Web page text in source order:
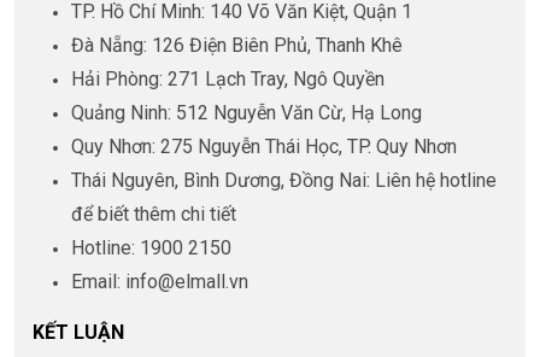
TP. Hồ Chí Minh: 140 Võ Văn Kiệt, Quận 1
Đà Nẵng: 126 Điện Biên Phủ, Thanh Khê
Hải Phòng: 271 Lạch Tray, Ngô Quyền
Quảng Ninh: 512 Nguyễn Văn Cừ, Hạ Long
Quy Nhơn: 275 Nguyễn Thái Học, TP. Quy Nhơn
Thái Nguyên, Bình Dương, Đồng Nai: Liên hệ hotline
để biết thêm chi tiết
Hotline: 1900 2150
Email: info@elmall.vn
KẾT LUẬN